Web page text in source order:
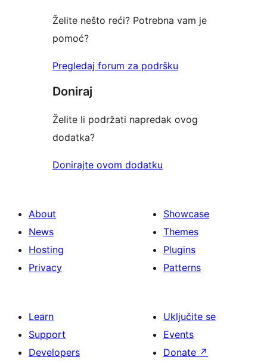
Želite nešto reći? Potrebna vam je
pomoć?
Pregledaj forum za podršku
Doniraj
Želite li podržati napredak ovog
dodatka?
Donirajte ovom dodatku
About
News
Hosting
Privacy
Showcase
Themes
Plugins
Patterns
Learn
Support
Developers
Uključite se
Events
Donate ↗